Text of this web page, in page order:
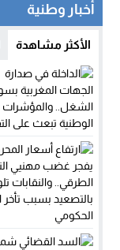
أخبار وطنية
الأكثر مشاهدة